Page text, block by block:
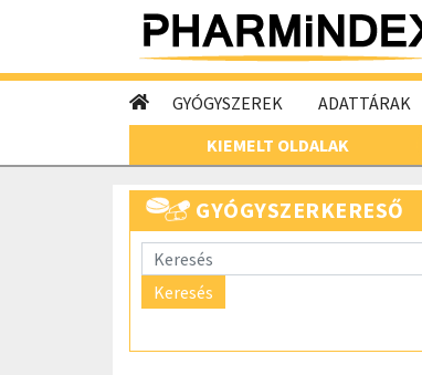
GYÓGYSZEREK ADATTÁRAK
KIEMELT OLDALAK
GYÓGYSZERKERESŐ
Keresés